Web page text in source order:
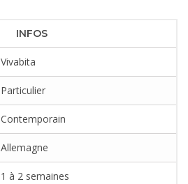
INFOS
Vivabita
Particulier
Contemporain
Allemagne
1 à 2 semaines